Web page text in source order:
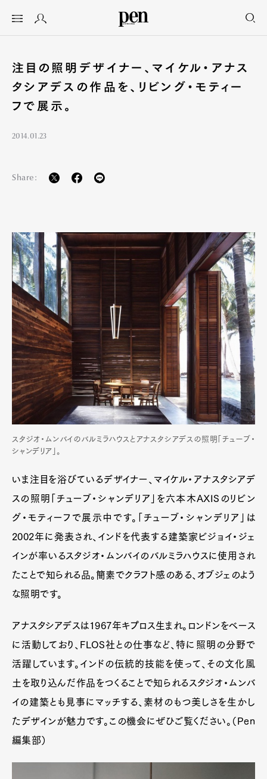
注目の照明デザイナー、マイケル・アナス
タシアデスの作品を、リビング・モティー
フで展示。
2014.01.23
Share:
スタジオ・ムンバイのバルミラハウスとアナスタシアデスの照明「チューブ・
シャンデリア」。
いま注目を浴びているデザイナー、マイケル・アナスタシアデ
スの照明「チューブ・シャンデリア」を六本木AXISのリビン
グ・モティーフで展示中です。「チューブ・シャンデリア」は
2002年に発表され、インドを代表する建築家ビジョイ・ジェ
インが率いるスタジオ・ムンバイのバルミラハウスに使用され
たことで知られる品。簡素でクラフト感のある、オブジェのよう
な照明です。
アナスタシアデスは1967年キプロス生まれ。ロンドンをベース
に活動しており、FLOS社との仕事など、特に照明の分野で
活躍しています。インドの伝統的技能を使って、その文化風
土を取り込んだ作品をつくることで知られるスタジオ・ムンバ
イの建築とも見事にマッチする、素材のもつ美しさを生かし
たデザインが魅力です。この機会にぜひご覧ください。（Pen
編集部）